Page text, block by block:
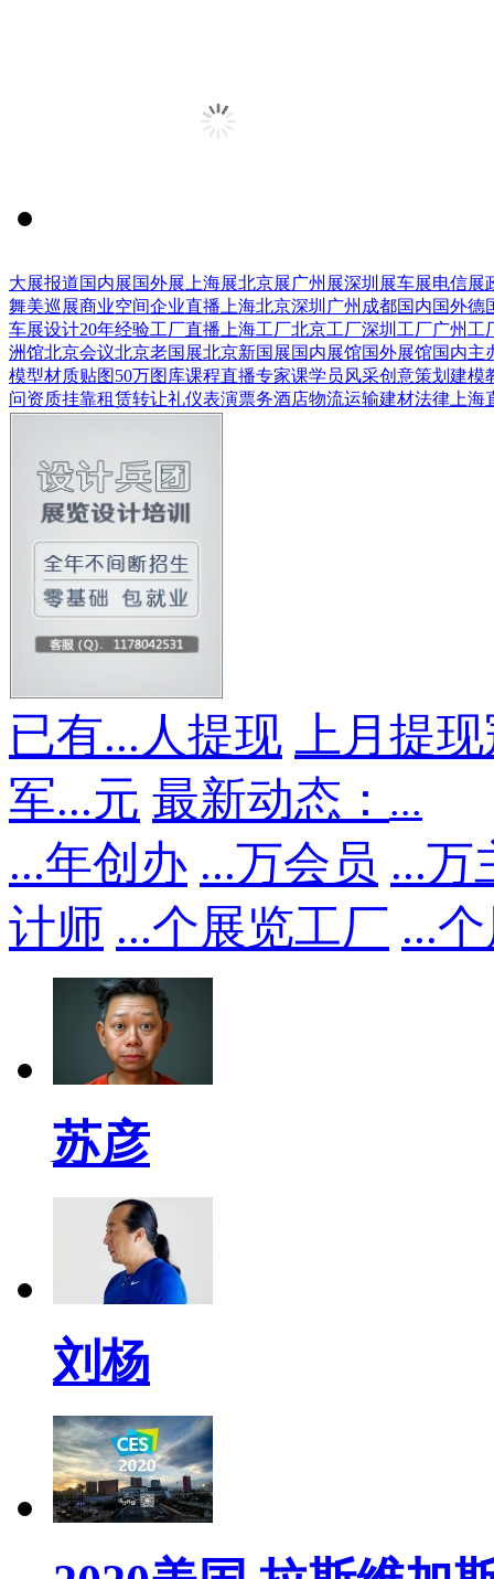
大展报道国内展国外展 上海展北京展广州展深圳展车展电信展
舞美巡展商业空间企业直播 上海北京深圳 广州 成都国内国外德
车展设计20年经验工厂直播 上海工厂北京工厂深圳工厂广州工
洲馆北京会议北京老国展北京新国展国内展馆国外展馆国内主
模型材质贴图50万图库课程直播专家课学员风采创意策划 建模
问资质挂靠租赁转让礼仪表演票务酒店物流运输建材法律 上海
已有... 人提现
上月提
军...元 最新动态： ...
...年创办 ...万会员 ...万
计师 ...个展览工厂 ...
苏彦
刘杨